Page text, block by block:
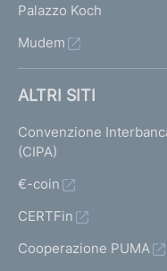
Palazzo Koch
Mudem
ALTRI SITI
Convenzione
(CIPA)
€-coin
CERTFin
Cooperazione PUMA